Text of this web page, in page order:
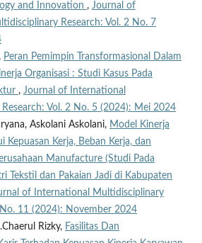
and Innovation , Journal of
Research: Vol. 2 No. 7
Peran Pemimpin Transformasional Dalam
Organisasi : Studi Kasus Pada
, Journal of International
Vol. 2 No. 5 (2024): Mei 2024
Askolani Askolani, Model Kinerja
Kepuasan Kerja, Beban Kerja, dan
Manufacture (Studi Pada
Tekstil dan Pakaian Jadi di Kabupaten
of International Multidisciplinary
No. 11 (2024): November 2024
Rizky, Fasilitas Dan